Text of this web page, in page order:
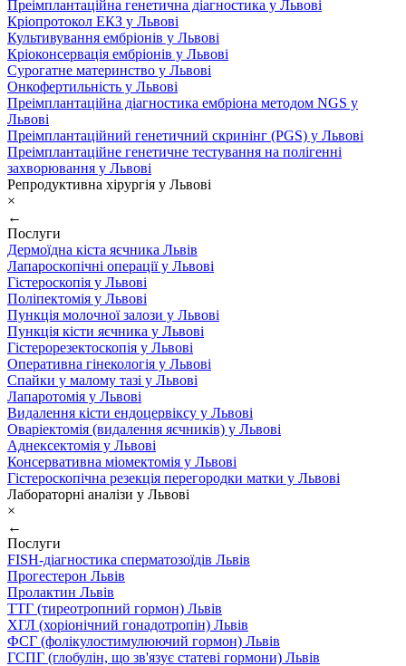
Преімплантаційна генетична діагностика у Львові
Кріопротокол ЕКЗ у Львові
Культивування ембріонів у Львові
Кріоконсервація ембріонів у Львові
Сурогатне материнство у Львові
Онкофертильність у Львові
Преімплантаційна діагностика ембріона методом NGS у
Львові
Преімплантаційний генетичний скринінг (PGS) у Львові
Преімплантаційне генетичне тестування на полігенні
захворювання у Львові
Репродуктивна хірургія у Львові
×
←
Послуги
Дермоїдна кіста яєчника Львів
Лапароскопічні операції у Львові
Гістероскопія у Львові
Поліпектомія у Львові
Пункція молочної залози у Львові
Пункція кісти яєчника у Львові
Гістерорезектоскопія у Львові
Оперативна гінекологія у Львові
Спайки у малому тазі у Львові
Лапаротомія у Львові
Видалення кісти ендоцервіксу у Львові
Оваріектомія (видалення яєчників) у Львові
Аднексектомія у Львові
Консервативна міомектомія у Львові
Гістероскопічна резекція перегородки матки у Львові
Лабораторні аналізи у Львові
×
←
Послуги
FISH-діагностика сперматозоїдів Львів
Прогестерон Львів
Пролактин Львів
ТТГ (тиреотропний гормон) Львів
ХГЛ (хоріонічний гонадотропін) Львів
ФСГ (фолікулостимулюючий гормон) Львів
ГСПГ (глобулін, що зв'язує статеві гормони) Львів